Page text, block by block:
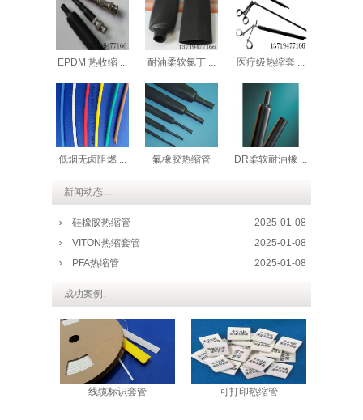
EPDM 热收缩 ... 耐油柔软氯丁 ... 医疗级热缩套 ...
低烟无卤阻燃 ... 氟橡胶热缩管 DR柔软耐油橡 ...
新闻动态
硅橡胶热缩管
2025-01-08
VITON热缩套管
2025-01-08
PFA热缩管
2025-01-08
成功案例
线缆标识套管 可打印热缩管